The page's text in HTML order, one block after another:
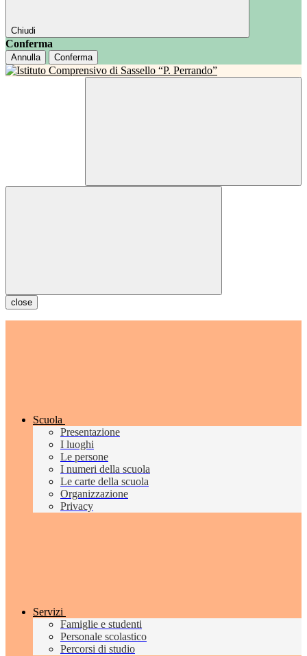
Chiudi
Conferma
Annulla Conferma
close
Scuola
Presentazione
I luoghi
Le persone
I numeri della scuola
Le carte della scuola
Organizzazione
Privacy
Servizi
Famiglie e studenti
Personale scolastico
Percorsi di studio